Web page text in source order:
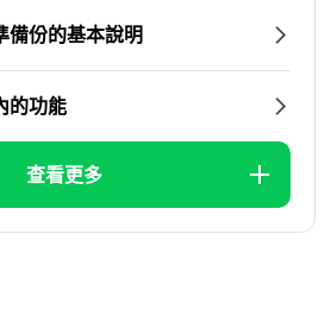
備份的基本說明
的功能
查看更多